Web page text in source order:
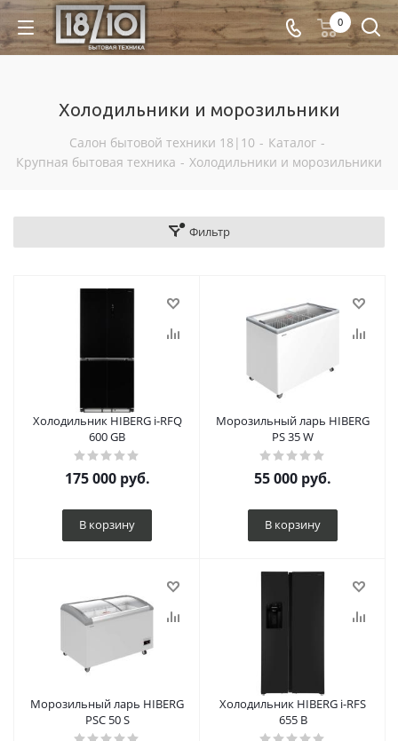
0
Холодильники и морозильники
Салон бытовой техники 18|10 - Каталог -
Крупная бытовая техника - Холодильники и морозильники
Фильтр
Холодильник HIBERG i-RFQ
600 GB
175 000руб.
В корзину
Морозильный ларь HIBERG
PS 35 W
55 000 руб.
В корзину
Морозильный ларь HIBERG
PSC 50 S
Холодильник HIBERG i-RFS
655 B